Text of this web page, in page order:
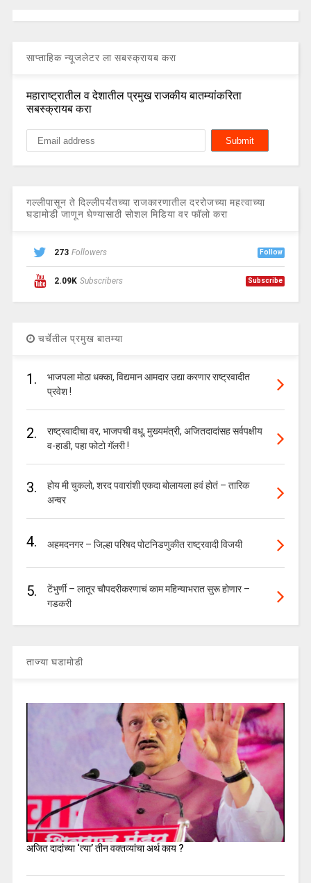
साप्ताहिक न्यूजलेटर ला सबस्क्रायब करा
महाराष्ट्रातील व देशातील प्रमुख राजकीय बातम्यांकरिता
सबस्क्रायब करा
गल्लीपासून ते दिल्लीपर्यंतच्या राजकारणातील दररोजच्या महत्वाच्या
घडामोडी जाणून घेण्यासाठी सोशल मिडिया वर फॉलो करा
273 Followers Follow
2.09K Subscribers Subscribe
चर्चेतील प्रमुख बातम्या
1.
भाजपला मोठा धक्का, विद्यमान आमदार उद्या करणार राष्ट्रवादीत
प्रवेश !
2.
राष्ट्रवादीचा वर, भाजपची वधू, मुख्यमंत्री, अजितदादांसह सर्वपक्षीय
व-हाडी, पहा फोटो गॅलरी !
3.
होय मी चुकलो, शरद पवारांशी एकदा बोलायला हवं होतं – तारिक
अन्वर
4. अहमदनगर – जिल्हा परिषद पोटनिडणुकीत राष्ट्रवादी विजयी
5.
टेंभुर्णी – लातूर चौपदरीकरणाचं काम महिन्याभरात सुरू होणार –
गडकरी
ताज्या घडामोडी
अजित दादांच्या ‘त्या’ तीन वक्तव्यांचा अर्थ काय ?